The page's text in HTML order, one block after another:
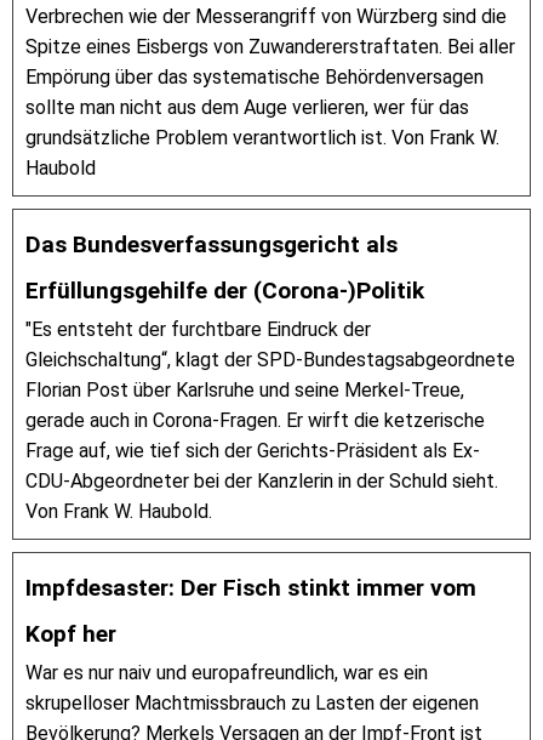
Verbrechen wie der Messerangriff von Würzberg sind die
Spitze eines Eisbergs von Zuwandererstraftaten. Bei aller
Empörung über das systematische Behördenversagen
sollte man nicht aus dem Auge verlieren, wer für das
grundsätzliche Problem verantwortlich ist. Von Frank W.
Haubold
Das Bundesverfassungsgericht als
Erfüllungsgehilfe der (Corona-)Politik
"Es entsteht der furchtbare Eindruck der
Gleichschaltung“, klagt der SPD-Bundestagsabgeordnete
Florian Post über Karlsruhe und seine Merkel-Treue,
gerade auch in Corona-Fragen. Er wirft die ketzerische
Frage auf, wie tief sich der Gerichts-Präsident als Ex-
CDU-Abgeordneter bei der Kanzlerin in der Schuld sieht.
Von Frank W. Haubold.
Impfdesaster: Der Fisch stinkt immer vom
Kopf her
War es nur naiv und europafreundlich, war es ein
skrupelloser Machtmissbrauch zu Lasten der eigenen
Bevölkerung? Merkels Versagen an der Impf-Front ist